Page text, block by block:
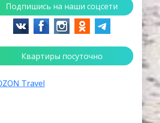
Подпишись на наши соцсети
Квартиры посуточно